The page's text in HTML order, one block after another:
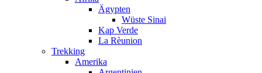
Ägypten
Wüste Sinai
Kap Verde
La Rèunion
Trekking
Amerika